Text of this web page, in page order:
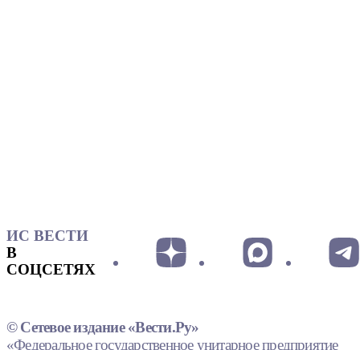
ИС ВЕСТИ
В
СОЦСЕТЯХ
© Сетевое издание «Вести.Ру»
«Федеральное государственное унитарное предприятие